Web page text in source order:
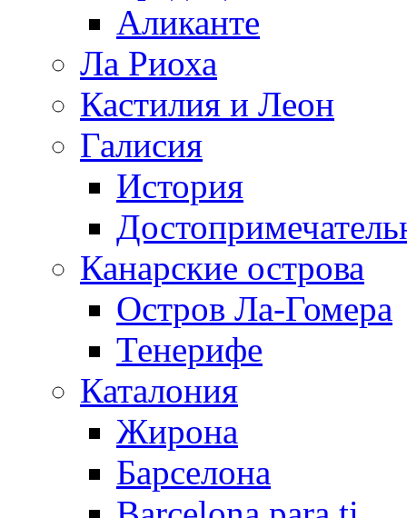
Аликанте
Ла Риоха
Кастилия и Леон
Галисия
История
Канарские острова
Остров Ла-Гомера
Тенерифе
Каталония
Жирона
Барселона